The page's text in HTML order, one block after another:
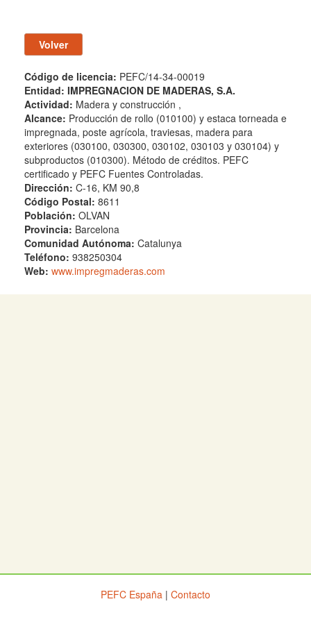
Código de licencia: PEFC/14-34-00019
Entidad: IMPREGNACION DE MADERAS, S.A.
Actividad: Madera y construcción ,
Alcance: Producción de rollo (010100) y estaca torneada e
impregnada, poste agrícola, traviesas, madera para
exteriores (030100, 030300, 030102, 030103 y 030104) y
subproductos (010300). Método de créditos. PEFC
certificado y PEFC Fuentes Controladas.
Dirección: C-16, KM 90,8
Código Postal: 8611
Población: OLVAN
Provincia: Barcelona
Comunidad Autónoma: Catalunya
Teléfono: 938250304
Web: www.impregmaderas.com
PEFC España | Contacto